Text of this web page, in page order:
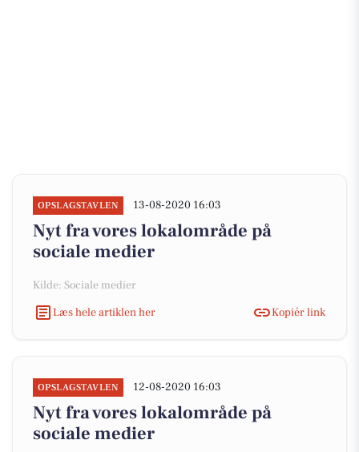
OPSLAGSTAVLEN 13-08-2020 16:03
Nyt fra vores lokalområde på
sociale medier
Kilde: Sociale medier
Læs hele artiklen her
Kopiér link
OPSLAGSTAVLEN 12-08-2020 16:03
Nyt fra vores lokalområde på
sociale medier